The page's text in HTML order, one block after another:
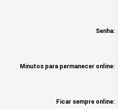
Senha:
Minutos para permanecer online:
Ficar sempre online: